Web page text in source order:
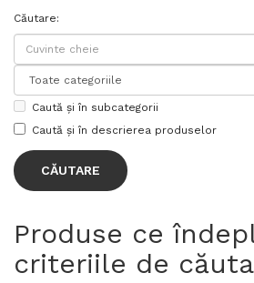
Căutare:
Caută și în subcategorii
Caută și în descrierea produselor
Produse ce
criteriile de